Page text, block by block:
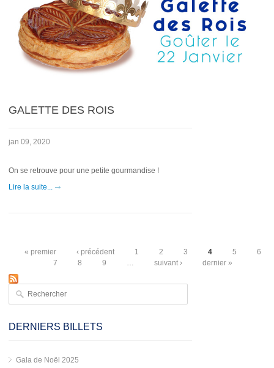
GALETTE DES ROIS
jan 09, 2020
On se retrouve pour une petite gourmandise !
Lire la suite...
Pages
« premier ‹ précédent 1 2 3 4 5
6
7
8 9 suivant › dernier »
Formulaire de recherche
Rechercher
DERNIERS BILLETS
Gala de Noël 2025